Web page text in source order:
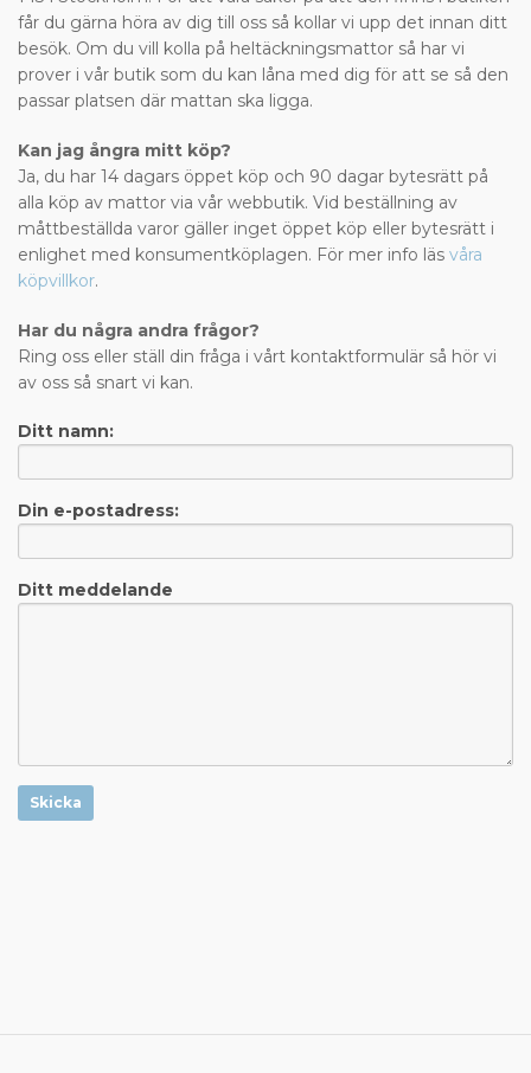
får du gärna höra av dig till oss så kollar vi upp det innan ditt
besök. Om du vill kolla på heltäckningsmattor så har vi
prover i vår butik som du kan låna med dig för att se så den
passar platsen där mattan ska ligga.
Kan jag ångra mitt köp?
Ja, du har 14 dagars öppet köp och 90 dagar bytesrätt på
alla köp av mattor via vår webbutik. Vid beställning av
måttbeställda varor gäller inget öppet köp eller bytesrätt i
enlighet med konsumentköplagen. För mer info läs våra
köpvillkor.
Har du några andra frågor?
Ring oss eller ställ din fråga i vårt kontaktformulär så hör vi
av oss så snart vi kan.
Ditt namn:
Din e-postadress:
Ditt meddelande
Skicka